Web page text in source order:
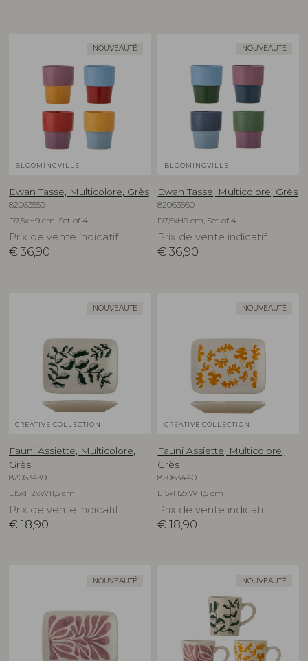
NOUVEAUTÉ
BLOOMINGVILLE
Ewan Tasse, Multicolore, Grès
82063559
D7,5xH9 cm, Set of 4
Prix de vente indicatif
€ 36,90
NOUVEAUTÉ
BLOOMINGVILLE
Ewan Tasse, Multicolore, Grès
82063560
D7,5xH9 cm, Set of 4
Prix de vente indicatif
€ 36,90
NOUVEAUTÉ
CREATIVE COLLECTION
Fauni Assiette, Multicolore,
Grès
82063439
L15xH2xW11,5 cm
Prix de vente indicatif
€ 18,90
NOUVEAUTÉ
CREATIVE COLLECTION
Fauni Assiette, Multicolore,
Grès
82063440
L15xH2xW11,5 cm
Prix de vente indicatif
€ 18,90
NOUVEAUTÉ NOUVEAUTÉ